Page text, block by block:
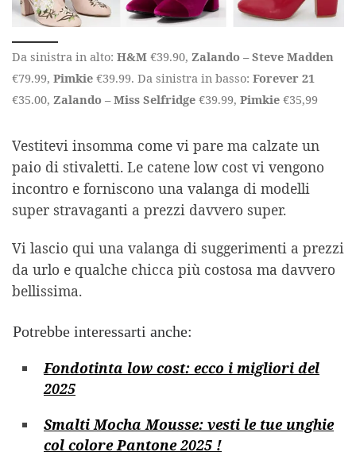
Da sinistra in alto: H&M €39.90, Zalando – Steve Madden
€79.99, Pimkie €39.99. Da sinistra in basso: Forever 21
€35.00, Zalando – Miss Selfridge €39.99, Pimkie €35,99
Vestitevi insomma come vi pare ma calzate un
paio di stivaletti. Le catene low cost vi vengono
incontro e forniscono una valanga di modelli
super stravaganti a prezzi davvero super.
Vi lascio qui una valanga di suggerimenti a prezzi
da urlo e qualche chicca più costosa ma davvero
bellissima.
Potrebbe interessarti anche:
Fondotinta low cost: ecco i migliori del
2025
Smalti Mocha Mousse: vesti le tue unghie
col colore Pantone 2025 !